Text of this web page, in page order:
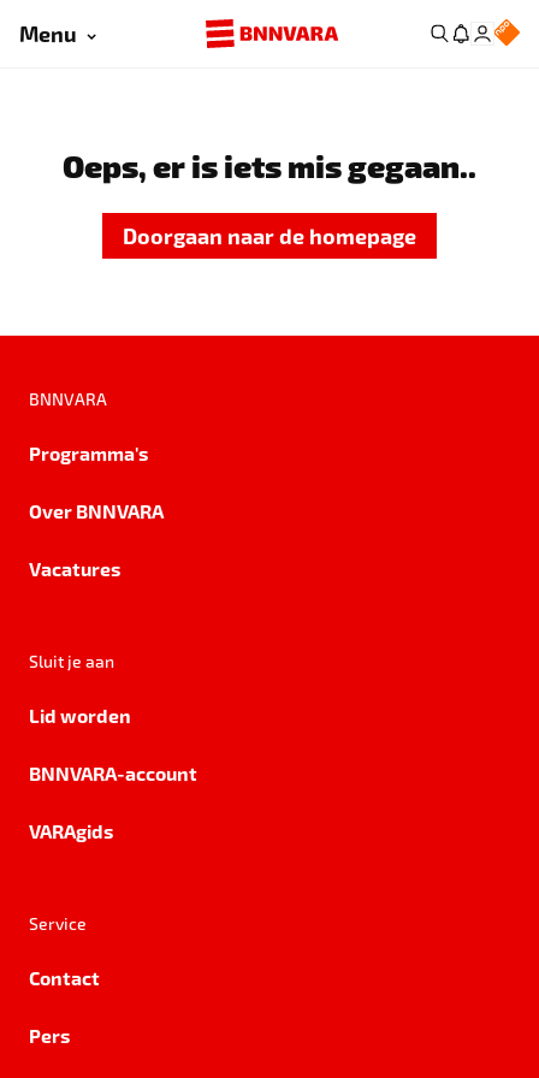
Menu
Oeps, er is iets mis gegaan..
Doorgaan naar de homepage
BNNVARA
Programma's
Over BNNVARA
Vacatures
Sluit je aan
Lid worden
BNNVARA-account
VARAgids
Service
Contact
Pers